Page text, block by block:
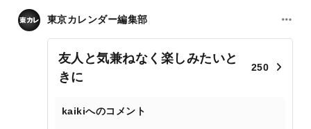
東京カレンダー編集部
友人と気兼ねなく楽しみたいと
きに
250
kaikiへのコメント